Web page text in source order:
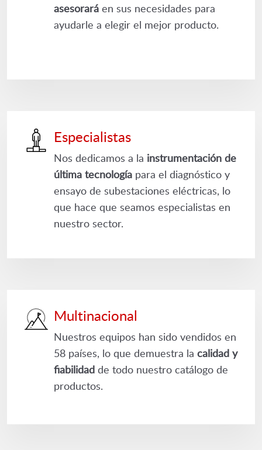
asesorará en sus necesidades para
ayudarle a elegir el mejor producto.
Especialistas
Nos dedicamos a la instrumentación de
última tecnología para el diagnóstico y
ensayo de subestaciones eléctricas, lo
que hace que seamos especialistas en
nuestro sector.
Multinacional
Nuestros equipos han sido vendidos en
58 países, lo que demuestra la calidad y
fiabilidad de todo nuestro catálogo de
productos.